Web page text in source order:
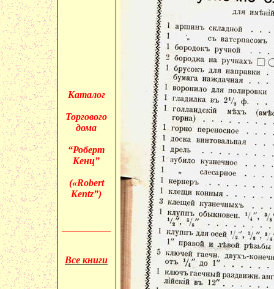
Каталог
Торгового
дома
“Роберт
Кенц”
(«Robert
Kentz”)
Все книги